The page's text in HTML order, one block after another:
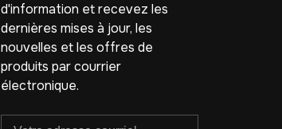
d'information et recevez les
dernières mises à jour, les
nouvelles et les offres de
produits par courrier
électronique.